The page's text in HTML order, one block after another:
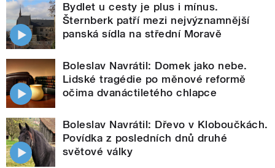
Bydlet u cesty je plus i mínus.
Šternberk patří mezi nejvýznamnější
panská sídla na střední Moravě
Boleslav Navrátil: Domek jako nebe.
Lidské tragédie po měnové reformě
očima dvanáctiletého chlapce
Boleslav Navrátil: Dřevo v Kloboučkách.
Povídka z posledních dnů druhé
světové války